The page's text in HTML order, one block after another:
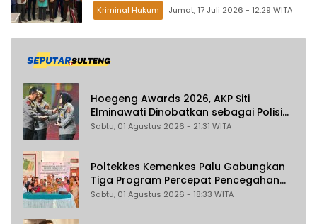
Kriminal Hukum Jumat, 17 Juli 2026 - 12:29 WITA
Hoegeng Awards 2026, AKP Siti
Elminawati Dinobatkan sebagai Polisi
Pelindung Perempuan dan Anak
Sabtu, 01 Agustus 2026 - 21:31 WITA
Poltekkes Kemenkes Palu Gabungkan
Tiga Program Percepat Pencegahan
Stunting di Donggala
Sabtu, 01 Agustus 2026 - 18:33 WITA